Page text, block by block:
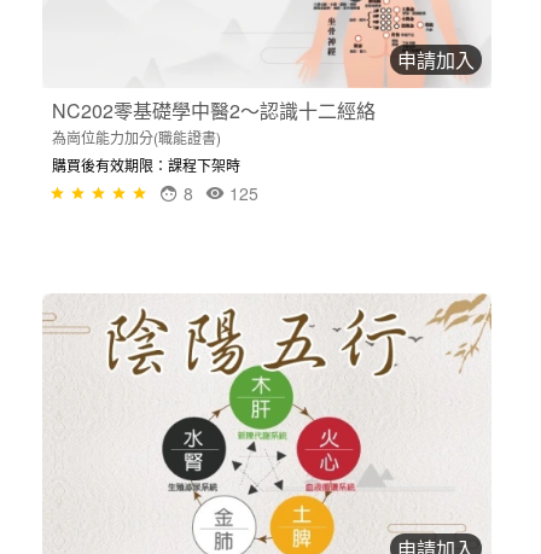
申請加入
NC202零基礎學中醫2～認識十二經絡
為崗位能力加分(職能證書)
購買後有效期限：課程下架時
125
8